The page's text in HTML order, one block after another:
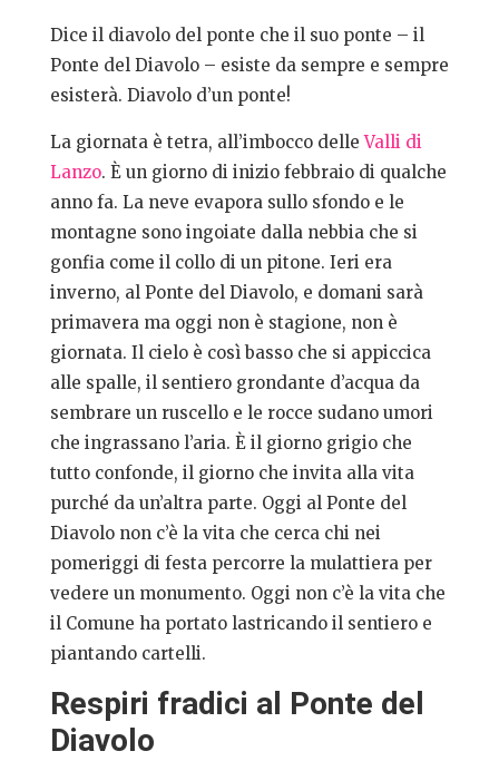
Dice il diavolo del ponte che il suo ponte – il
Ponte del Diavolo – esiste da sempre e sempre
esisterà. Diavolo d’un ponte!
La giornata è tetra, all’imbocco delleValli di
Lanzo. È un giorno di inizio febbraio di qualche
anno fa. La neve evapora sullo sfondo e le
montagne sono ingoiate dalla nebbia che si
gonfia come il collo di un pitone. Ieri era
inverno, al Ponte del Diavolo, e domani sarà
primavera ma oggi non è stagione, non è
giornata. Il cielo è così basso che si appiccica
alle spalle, il sentiero grondante d’acqua da
sembrare un ruscello e le rocce sudano umori
che ingrassano l’aria. È il giorno grigio che
tutto confonde, il giorno che invita alla vita
purché da un’altra parte. Oggi al Ponte del
Diavolo non c’è la vita che cerca chi nei
pomeriggi di festa percorre la mulattiera per
vedere un monumento. Oggi non c’è la vita che
il Comune ha portato lastricando il sentiero e
piantando cartelli.
Respiri fradici al Ponte del
Diavolo